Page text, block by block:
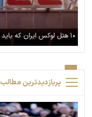
۱۰ هتل لوکس ایران که باید در آنها اقامت کرد
پربازدیدترین مطالب